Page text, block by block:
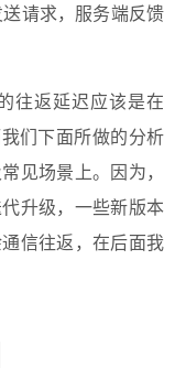
请求，服务端反馈
往返延迟应该是在
们下面所做的分析
见场景上。因为，
升级，一些新版本
信往返，在后面我